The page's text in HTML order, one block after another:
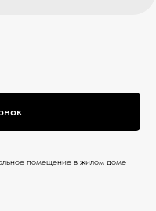
помещение в жилом доме